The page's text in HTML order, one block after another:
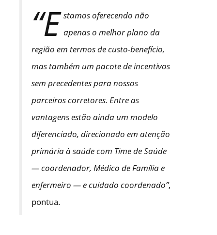
“E stamos oferecendo não
apenas o melhor plano da
região em termos de custo-benefício,
mas também um pacote de incentivos
sem precedentes para nossos
parceiros corretores. Entre as
vantagens estão ainda um modelo
diferenciado, direcionado em atenção
primária à saúde com Time de Saúde
— coordenador, Médico de Família e
enfermeiro — e cuidado coordenado”,
pontua.